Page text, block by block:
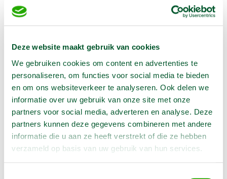
Deze website maakt gebruik van cookies
We gebruiken cookies om content en advertenties te
personaliseren, om functies voor social media te bieden
en om ons websiteverkeer te analyseren. Ook delen we
informatie over uw gebruik van onze site met onze
partners voor social media, adverteren en analyse. Deze
partners kunnen deze gegevens combineren met andere
informatie die u aan ze heeft verstrekt of die ze hebben
verzameld op basis van uw gebruik van hun services.
Aantal:
Reserveer nu
Geen klantenkaart wél korting
Weekend = 1 huurdag
Bezorg-ophaal service
Avond van te voren halen; geen probleem
Specialistische machines